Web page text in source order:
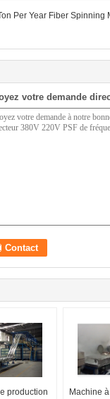
Per Year Fiber Spinning
votre demande
production
Machine